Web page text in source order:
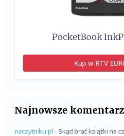
PocketBook
Kup w RTV
Najnowsze
naczytniku.pl - Skąd brać książki na